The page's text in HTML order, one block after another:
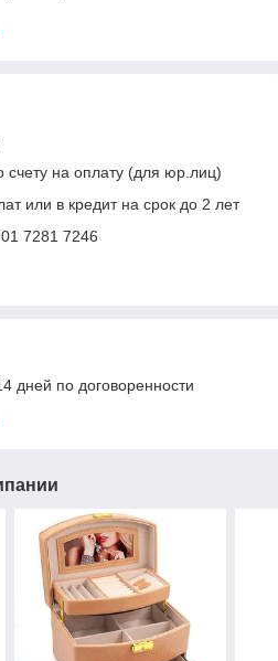
счету на оплату (для юр.лиц)
или в кредит на срок до 2 лет
7281 7246
дней по договоренности